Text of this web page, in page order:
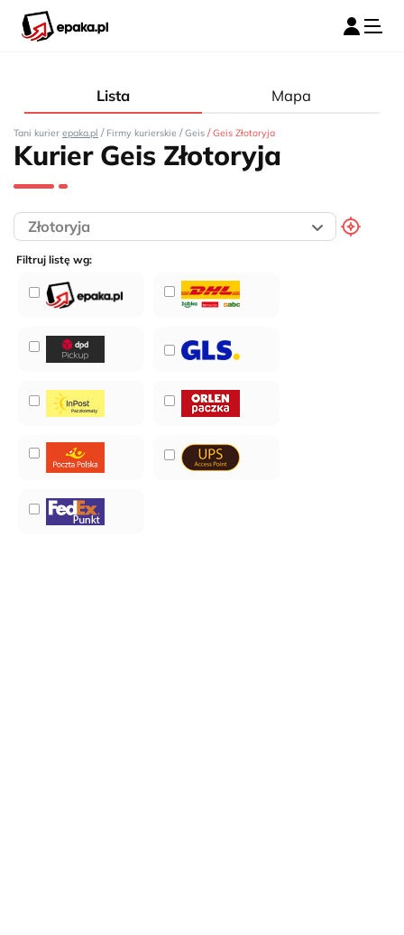
Lista Mapa
Tani kurier epaka.pl / Firmy kurierskie / Geis / Geis Złotoryja
Kurier Geis Złotoryja
Filtruj listę wg: